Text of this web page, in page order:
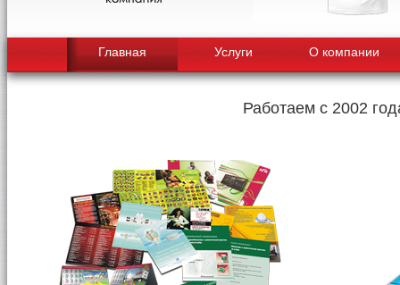
Главная Услуги О компании
Работаем с 2002